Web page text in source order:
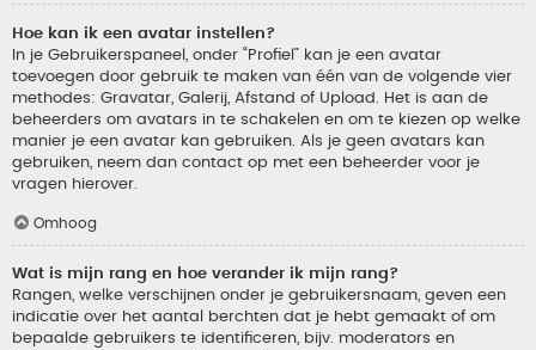
Hoe kan ik een avatar instellen?
In je Gebruikerspaneel, onder “Profiel” kan je een avatar
toevoegen door gebruik te maken van één van de volgende vier
methodes: Gravatar, Galerij, Afstand of Upload. Het is aan de
beheerders om avatars in te schakelen en om te kiezen op welke
manier je een avatar kan gebruiken. Als je geen avatars kan
gebruiken, neem dan contact op met een beheerder voor je
vragen hierover.
Omhoog
Wat is mijn rang en hoe verander ik mijn rang?
Rangen, welke verschijnen onder je gebruikersnaam, geven een
indicatie over het aantal berchten dat je hebt gemaakt of om
bepaalde gebruikers te identificeren, bijv. moderators en